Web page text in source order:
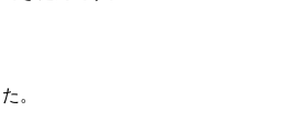
。